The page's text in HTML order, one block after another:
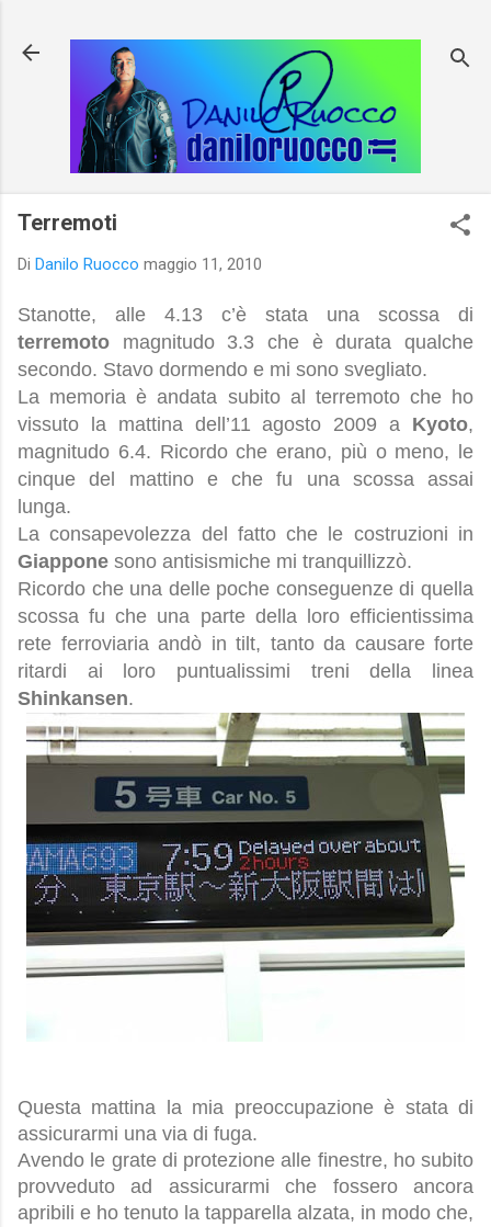
Terremoti
Di Danilo Ruocco maggio 11, 2010
Stanotte, alle 4.13 c’è stata una scossa di
terremoto magnitudo 3.3 che è durata qualche
secondo. Stavo dormendo e mi sono svegliato.
La memoria è andata subito al terremoto che ho
vissuto la mattina dell’11 agosto 2009 a Kyoto,
magnitudo 6.4. Ricordo che erano, più o meno, le
cinque del mattino e che fu una scossa assai
lunga.
La consapevolezza del fatto che le costruzioni in
Giappone sono antisismiche mi tranquillizzò.
Ricordo che una delle poche conseguenze di quella
scossa fu che una parte della loro efficientissima
rete ferroviaria andò in tilt, tanto da causare forte
ritardi ai loro puntualissimi treni della linea
Shinkansen.
Questa mattina la mia preoccupazione è stata di
assicurarmi una via di fuga.
Avendo le grate di protezione alle finestre, ho subito
provveduto ad assicurarmi che fossero ancora
apribili e ho tenuto la tapparella alzata, in modo che,